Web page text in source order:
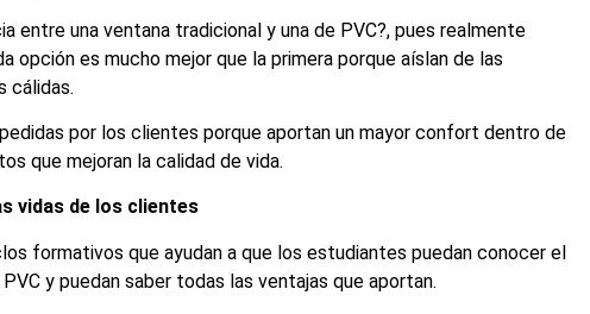
entre una ventana tradicional y una de PVC?, pues realmente
opción es mucho mejor que la primera porque aíslan de las
cálidas.
por los clientes porque aportan un mayor confort dentro de
que mejoran la calidad de vida.
vidas de los clientes
formativos que ayudan a que los estudiantes puedan conocer el
y puedan saber todas las ventajas que aportan.